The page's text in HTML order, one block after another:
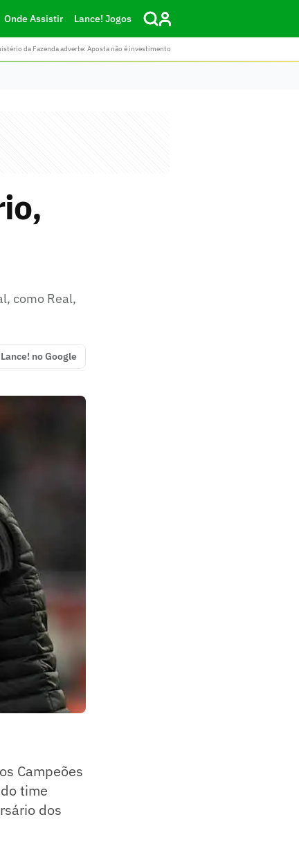
Onde Assistir Lance! Jogos
da Fazenda adverte: Aposta não é investimento
como Real,
no Google
Campeões
time
dos